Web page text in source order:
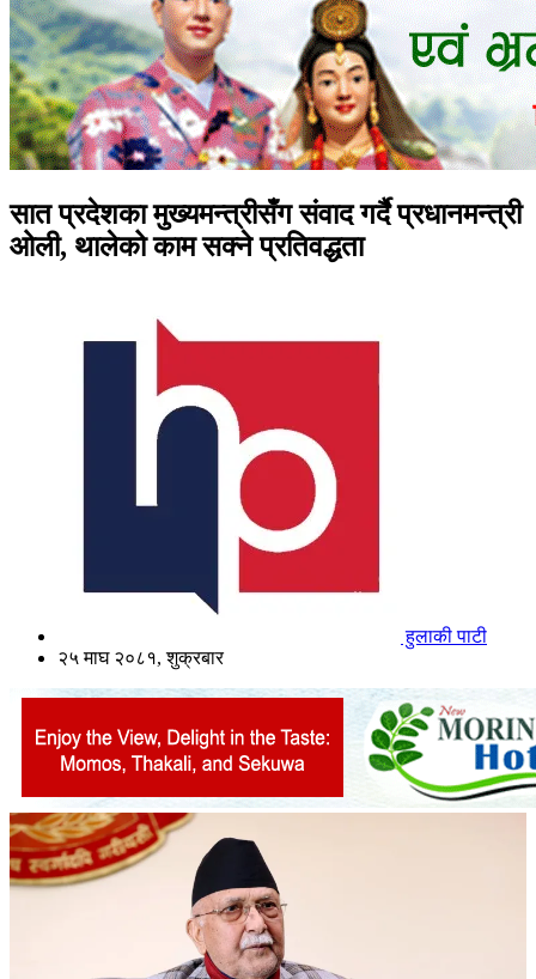
सात प्रदेशका मुख्यमन्त्रीसँग संवाद गर्दै प्रधानमन्त्री
ओली, थालेको काम सक्ने प्रतिवद्धता
हुलाकी पाटी
२५ माघ २०८१, शुक्रबार